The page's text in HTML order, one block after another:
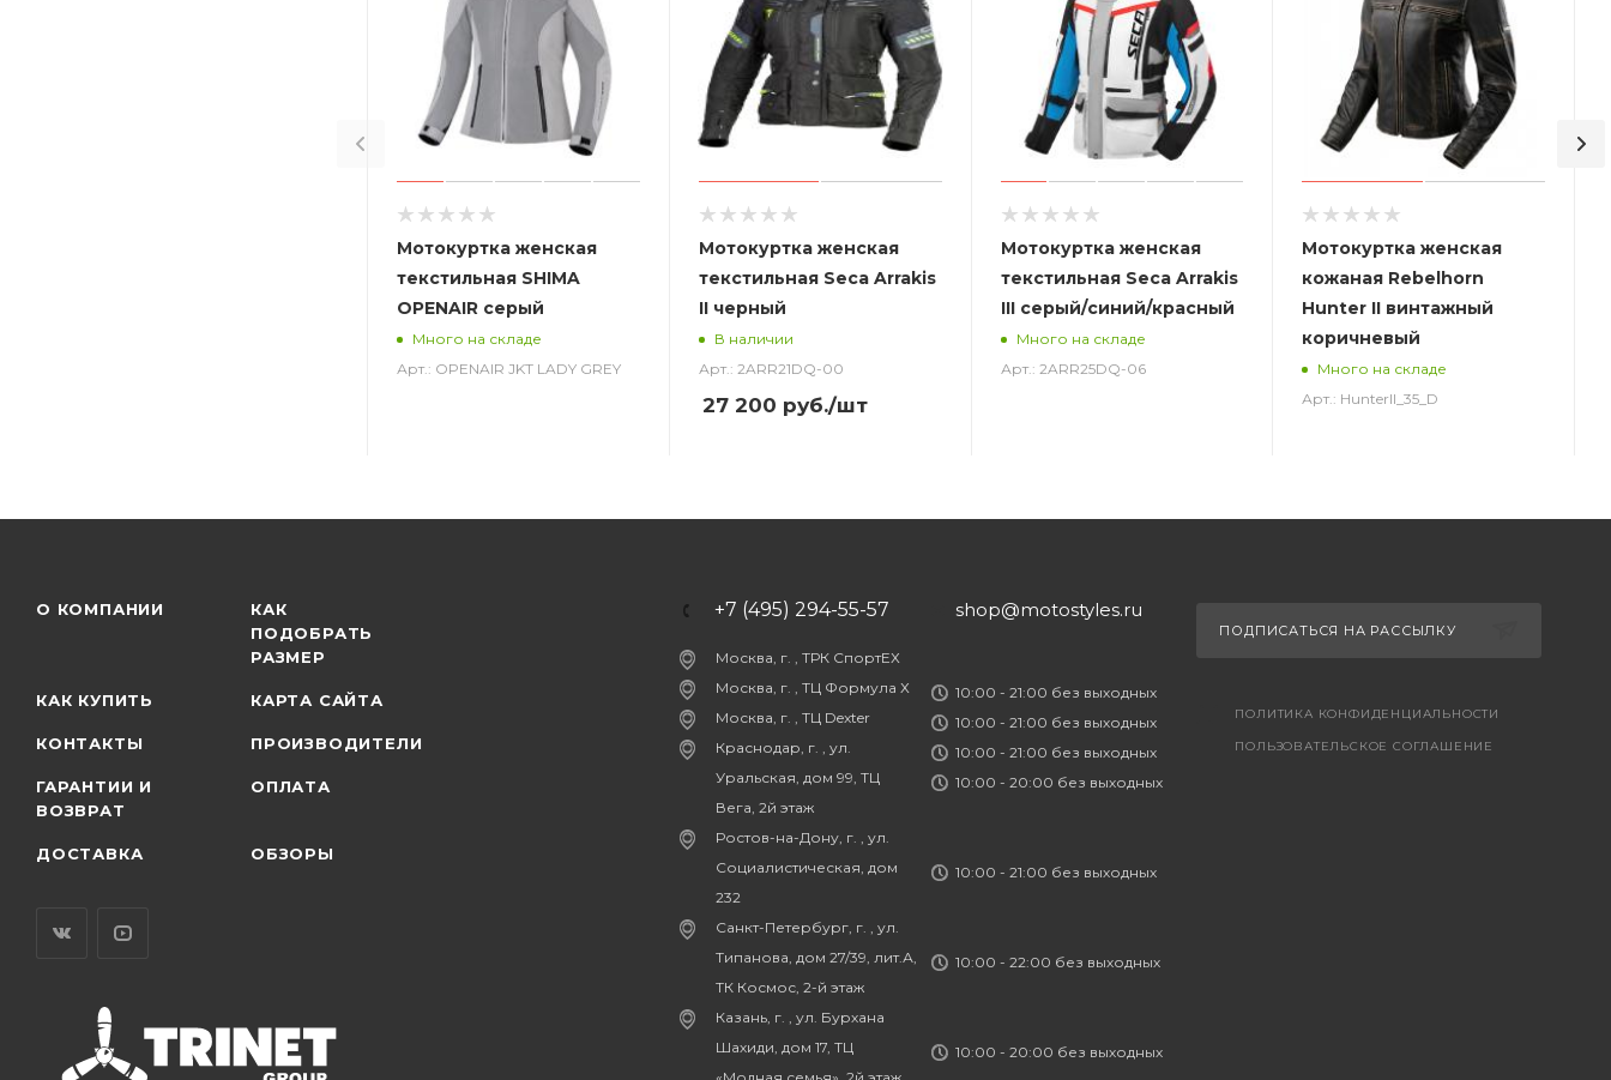
Мотокуртка женская
текстильная SHIMA
OPENAIR серый
Много на складе
Арт.: OPENAIR JKT LADY GREY
Мотокуртка женская
текстильная Seca Arrakis
II черный
В наличии
Арт.: 2ARR21DQ-00
27 200 руб./шт
Мотокуртка женская
текстильная Seca Arrakis
III серый/синий/красный
Много на складе
Арт.: 2ARR25DQ-06
Мотокуртка женская
кожаная Rebelhorn
Hunter II винтажный
коричневый
Много на складе
Арт.: HunterII_35_D
О КОМПАНИИ
КАК
ПОДОБРАТЬ
РАЗМЕР
КАК КУПИТЬ КАРТА САЙТА
КОНТАКТЫ ПРОИЗВОДИТЕЛИ
ГАРАНТИИ И
ВОЗВРАТ
ОПЛАТА
ДОСТАВКА ОБЗОРЫ
+7 (495) 294-55-57
Москва, г. , ТРК СпортЕХ
Москва, г. , ТЦ Формула Х
Москва, г. , ТЦ Dexter
Краснодар, г. , ул.
Уральская, дом 99, ТЦ
Вега, 2й этаж
Ростов-на-Дону, г. , ул.
Социалистическая, дом
232
Санкт-Петербург, г. , ул.
Типанова, дом 27/39, лит.А,
ТК Космос, 2-й этаж
Казань, г. , ул. Бурхана
Шахиди, дом 17, ТЦ
shop@motostyles.ru
10:00 - 21:00 без выходных
10:00 - 21:00 без выходных
10:00 - 21:00 без выходных
10:00 - 20:00 без выходных
10:00 - 21:00 без выходных
10:00 - 22:00 без выходных
10:00 - 20:00 без выходных
ПОДПИСАТЬСЯ НА РАССЫЛКУ
ПОЛИТИКА КОНФИДЕНЦИАЛЬНОСТИ
ПОЛЬЗОВАТЕЛЬСКОЕ СОГЛАШЕНИЕ